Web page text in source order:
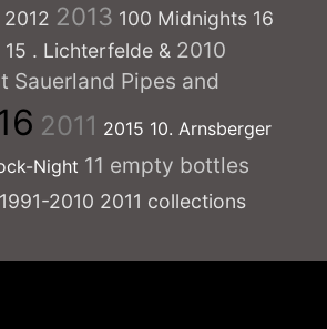
2012 2013 100 Midnights 16
15 . Lichterfelde & 2010
Sauerland Pipes and
2011 2015 10. Arnsberger
Night 11 empty bottles
1991-2010 2011 collections